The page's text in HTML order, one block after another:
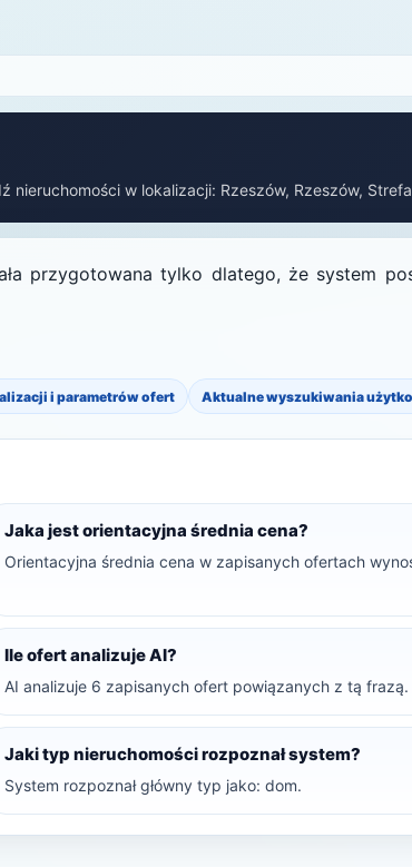
w lokalizacji: Rzeszów, Rzeszów,
przygotowana tylko dlatego, że system
i parametrów ofert Aktualne wyszukiwania
Jaka jest orientacyjna średnia cena?
Orientacyjna średnia cena w zapisanych ofertach
Ile ofert analizuje AI?
AI analizuje 6 zapisanych ofert powiązanych z tą frazą.
Jaki typ nieruchomości rozpoznał system?
System rozpoznał główny typ jako: dom.